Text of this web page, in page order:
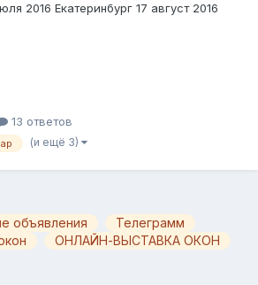
2016 Екатеринбург 17 август 2016
и участвовать в выставках:...
13 ответов
(и ещё 3)
объявления
Телеграмм
ОНЛАЙН-ВЫСТАВКА ОКОН